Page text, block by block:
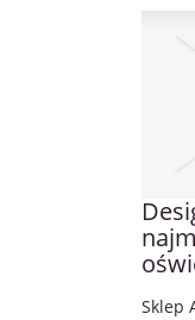
Sklep